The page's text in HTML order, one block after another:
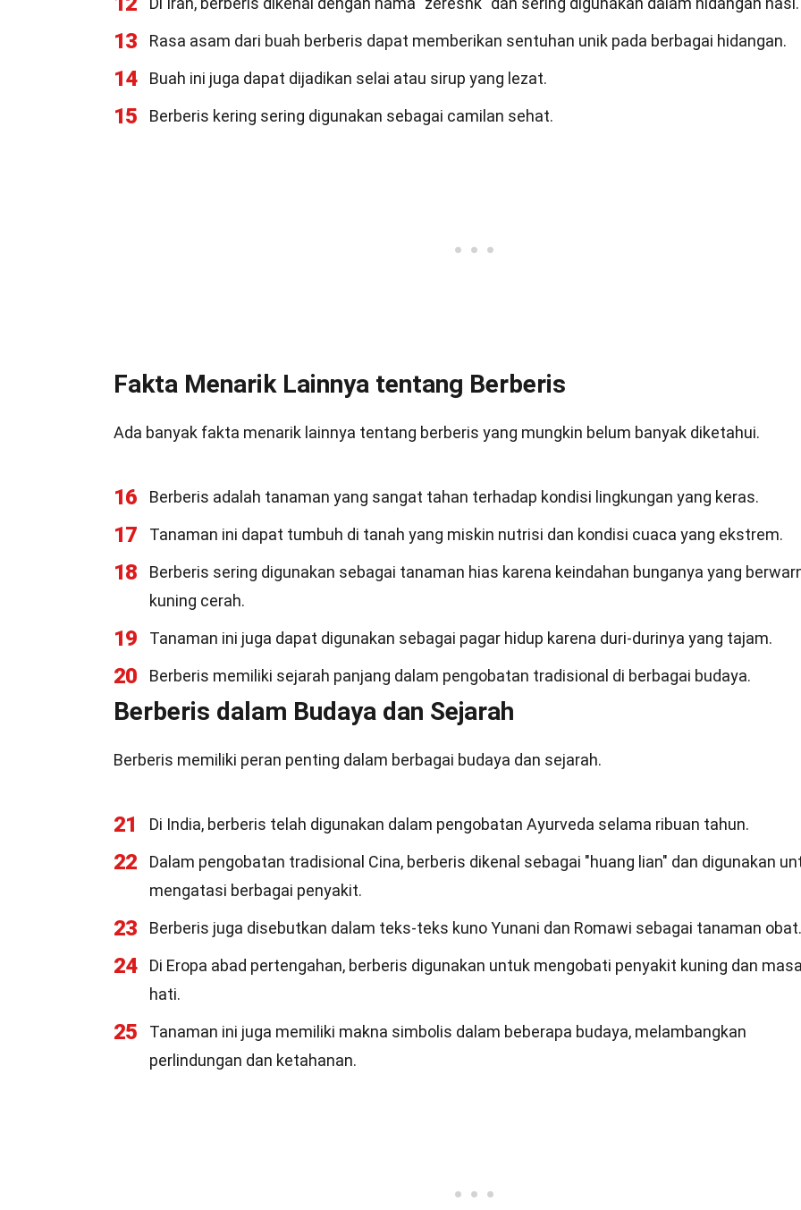
13 Rasa asam dari buah berberis dapat memberikan sentuhan unik pada berbagai hidangan.
14 Buah ini juga dapat dijadikan selai atau sirup yang lezat.
15 Berberis kering sering digunakan sebagai camilan sehat.
Fakta Menarik Lainnya tentang Berberis
Ada banyak fakta menarik lainnya tentang berberis yang mungkin belum banyak diketahui.
16 Berberis adalah tanaman yang sangat tahan terhadap kondisi lingkungan yang keras.
17 Tanaman ini dapat tumbuh di tanah yang miskin nutrisi dan kondisi cuaca yang ekstrem.
18
Berberis sering digunakan sebagai tanaman hias karena keindahan bunganya yang
kuning cerah.
19 Tanaman ini juga dapat digunakan sebagai pagar hidup karena duri-durinya yang tajam.
20 Berberis memiliki sejarah panjang dalam pengobatan tradisional di berbagai budaya.
Berberis dalam Budaya dan Sejarah
Berberis memiliki peran penting dalam berbagai budaya dan sejarah.
21 Di India, berberis telah digunakan dalam pengobatan Ayurveda selama ribuan tahun.
22
Dalam pengobatan tradisional Cina, berberis dikenal sebagai "huang lian" dan digunakan
mengatasi berbagai penyakit.
23 Berberis juga disebutkan dalam teks-teks kuno Yunani dan Romawi sebagai tanaman obat.
24
Di Eropa abad pertengahan, berberis digunakan untuk mengobati penyakit kuning dan
hati.
25
Tanaman ini juga memiliki makna simbolis dalam beberapa budaya, melambangkan
perlindungan dan ketahanan.